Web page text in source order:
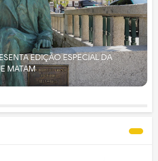
EDIÇÃO ESPECIAL DA
MATAM